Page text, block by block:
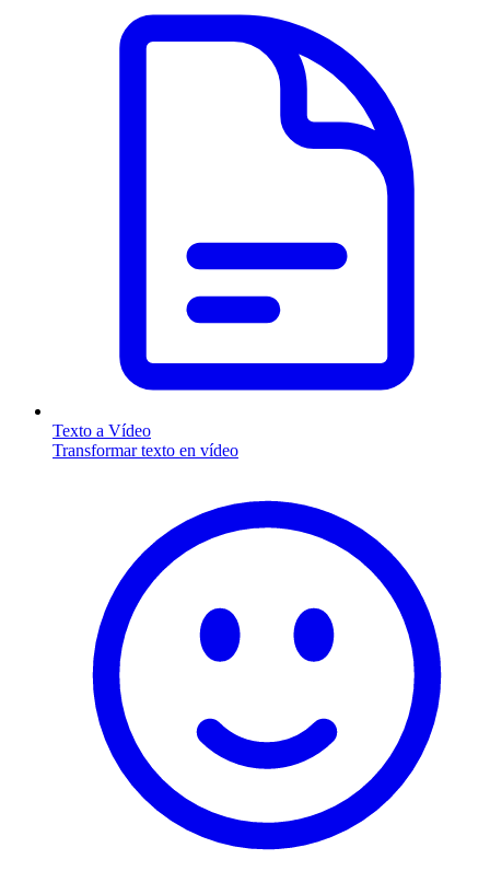
Texto a Vídeo
Transformar texto en vídeo